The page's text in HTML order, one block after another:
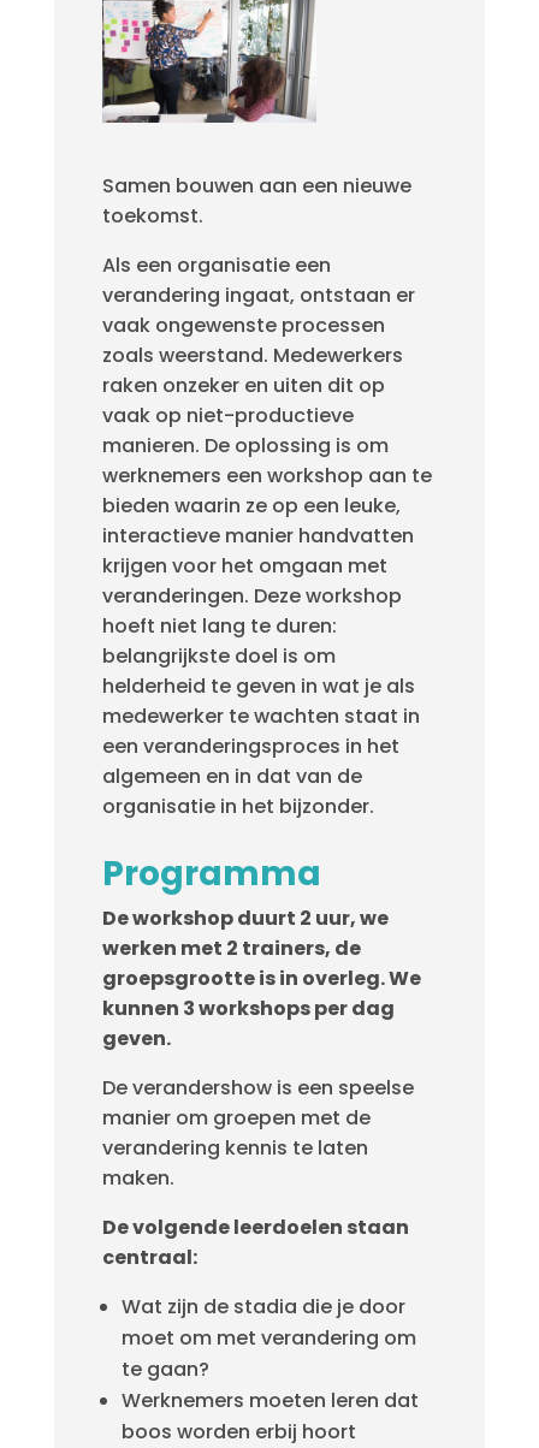
Samen bouwen aan een nieuwe
toekomst.
Als een organisatie een
verandering ingaat, ontstaan er
vaak ongewenste processen
zoals weerstand. Medewerkers
raken onzeker en uiten dit op
vaak op niet-productieve
manieren. De oplossing is om
werknemers een workshop aan te
bieden waarin ze op een leuke,
interactieve manier handvatten
krijgen voor het omgaan met
veranderingen. Deze workshop
hoeft niet lang te duren:
belangrijkste doel is om
helderheid te geven in wat je als
medewerker te wachten staat in
een veranderingsproces in het
algemeen en in dat van de
organisatie in het bijzonder.
Programma
De workshop duurt 2 uur, we
werken met 2 trainers, de
groepsgrootte is in overleg. We
kunnen 3 workshops per dag
geven.
De verandershow is een speelse
manier om groepen met de
verandering kennis te laten
maken.
De volgende leerdoelen staan
centraal:
Wat zijn de stadia die je door
moet om met verandering om
te gaan?
Werknemers moeten leren dat
boos worden erbij hoort